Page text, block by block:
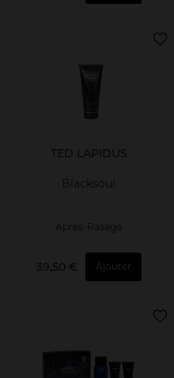
TED LAPIDUS
Blacksoul
Après-Rasage
39,50 € Ajouter